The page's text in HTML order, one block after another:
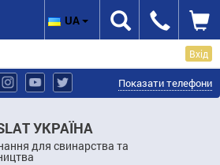
Вхід
Показати телефони
УКРАЇНА
для свинарства та
UA